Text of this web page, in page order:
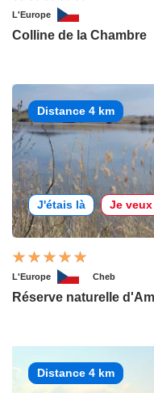
L'Europe
Colline de la Chambre
Distance 4 km
J'étais là Je
L'Europe Cheb
Réserve naturelle
Distance 4 km